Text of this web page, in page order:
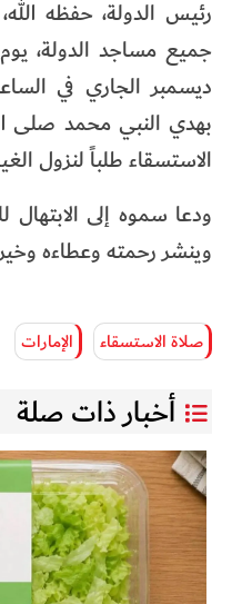
الفرجان
تكنولوجيا
من العالم
الأكثر قراءة
رئيس الدولة، حفظه
بهدي النبي محمد صلى
الاستسقاء طلباً لنزول
ودعا سموه إلى
وينشر رحمته وعطاءه
صلاة الاستسقاء الإمارات
أخبار ذات صلة